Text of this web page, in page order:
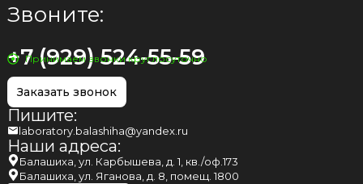
Звоните:
+7 (929) 524-55-59
Принимаем звонки круглосуточно
Заказать звонок
Пишите:
laboratory.balashiha@yandex.ru
Наши адреса:
Балашиха, ул. Карбышева, д. 1, кв./оф.173
Балашиха, ул. Яганова, д. 8, помещ. 1800